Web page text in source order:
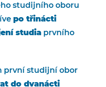
studijního oboru
po třinácti
studia prvního
první studijní obor
do dvanácti